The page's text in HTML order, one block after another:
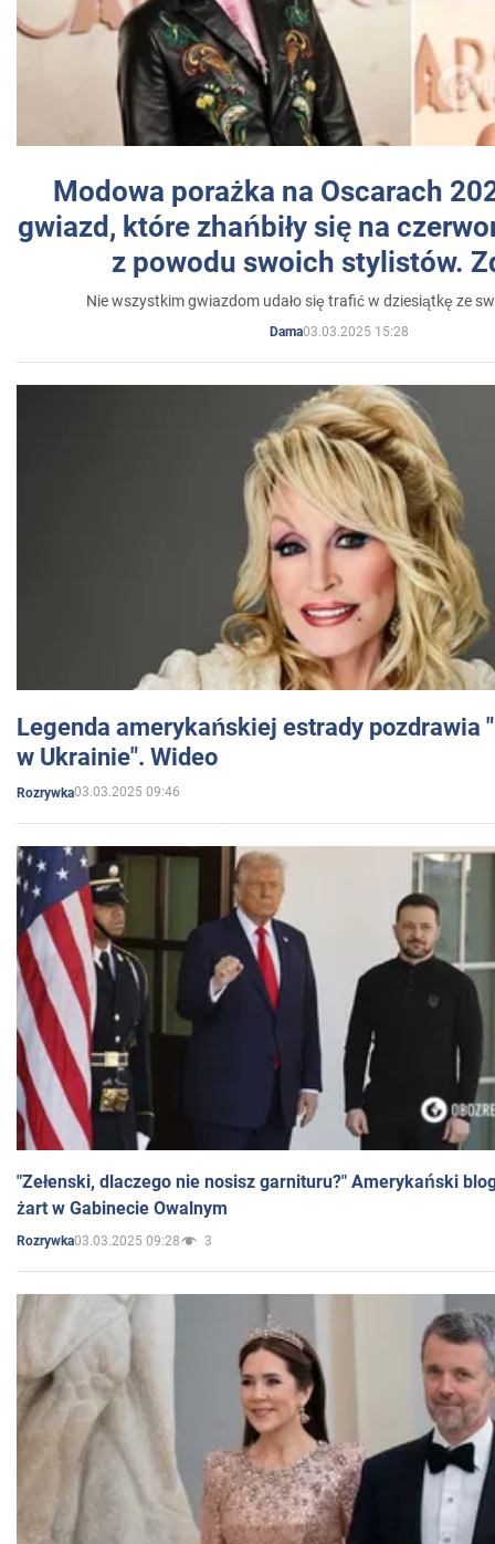
Modowa porażka na Oscarach
gwiazd, które zhańbiły się na
z powodu swoich stylistów.
Nie wszystkim gwiazdom udało się trafić w dziesiątkę ze
Dama03.03.2025 15:28
Legenda amerykańskiej estrady pozdrawia
w Ukrainie". Wideo
Rozrywka03.03.2025 09:46
"Zełenski, dlaczego nie nosisz garnituru?" Amerykański
żart w Gabinecie Owalnym
Rozrywka03.03.2025 09:28 3